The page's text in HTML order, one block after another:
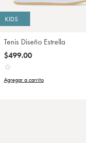
KIDS
Tenis Diseño Estrella
$499.00
Agregar a carrito